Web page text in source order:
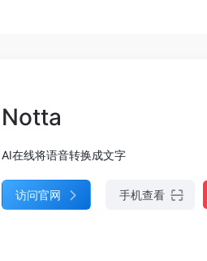
Notta
AI在线将语音转换成文字
访问官网 手机查看